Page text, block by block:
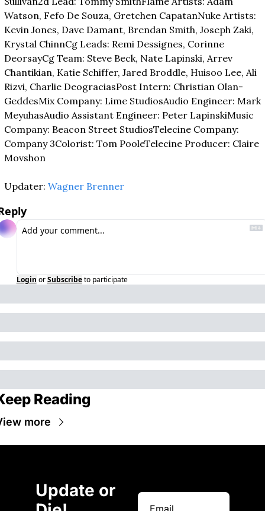
Watson, Fefo De Souza, Gretchen CapatanNuke Artists:
Kevin Jones, Dave Damant, Brendan Smith, Joseph Zaki,
Krystal ChinnCg Leads: Remi Dessignes, Corinne
DeorsayCg Team: Steve Beck, Nate Lapinski, Arrev
Chantikian, Katie Schiffer, Jared Broddle, Huisoo Lee, Ali
Rizvi, Charlie DeograciasPost Intern: Christian Olan-
GeddesMix Company: Lime StudiosAudio Engineer: Mark
MeyuhasAudio Assistant Engineer: Peter LapinskiMusic
Company: Beacon Street StudiosTelecine Company:
Company 3Colorist: Tom PooleTelecine Producer: Claire
Movshon
Updater: Wagner Brenner
Login or Subscribe to participate
Reading
more
Update or